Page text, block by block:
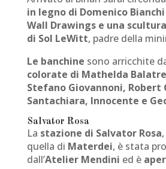
in legno di Domenico Bianchi
Wall Drawings e una
di Sol LeWitt, padre della
Le banchine sono arricchite
colorate di Mathelda
Stefano Giovannoni, Robert
Santachiara, Innocente e
Salvator Rosa
La stazione di Salvator Rosa
quella di Materdei, è stata
dall’Atelier Mendini ed è